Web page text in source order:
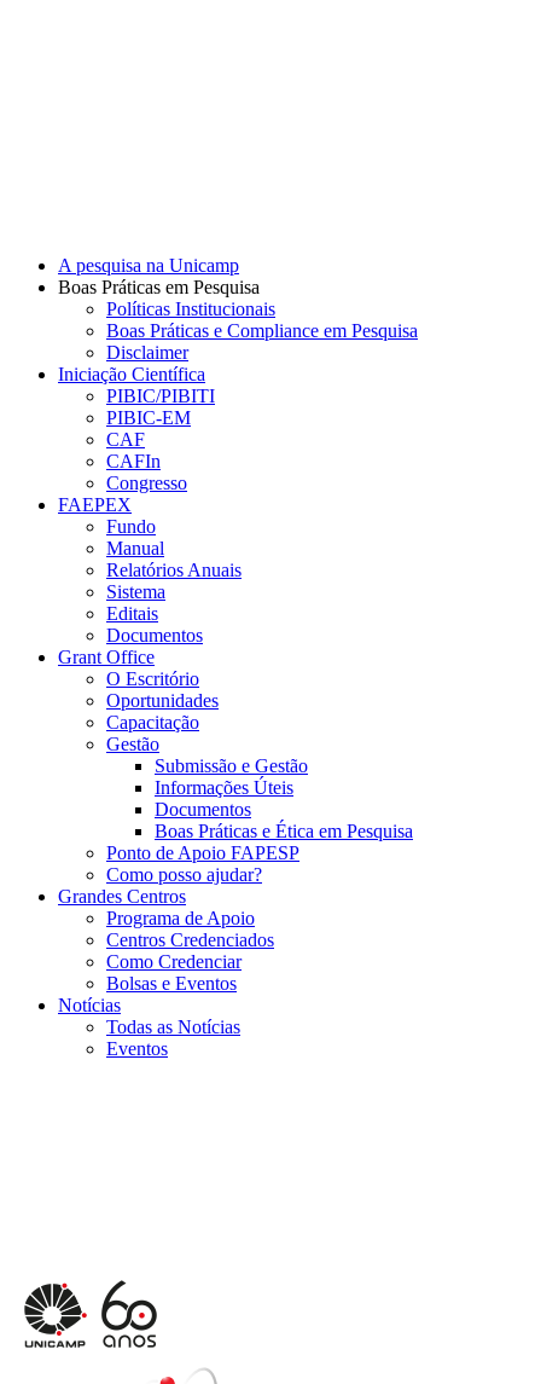
A pesquisa na Unicamp
Boas Práticas em Pesquisa
Políticas Institucionais
Boas Práticas e Compliance em Pesquisa
Disclaimer
Iniciação Científica
PIBIC/PIBITI
PIBIC-EM
CAF
CAFIn
Congresso
FAEPEX
Fundo
Manual
Relatórios Anuais
Sistema
Editais
Documentos
Grant Office
O Escritório
Oportunidades
Capacitação
Gestão
Submissão e Gestão
Informações Úteis
Documentos
Boas Práticas e Ética em Pesquisa
Ponto de Apoio FAPESP
Como posso ajudar?
Grandes Centros
Programa de Apoio
Centros Credenciados
Como Credenciar
Bolsas e Eventos
Notícias
Todas as Notícias
Eventos